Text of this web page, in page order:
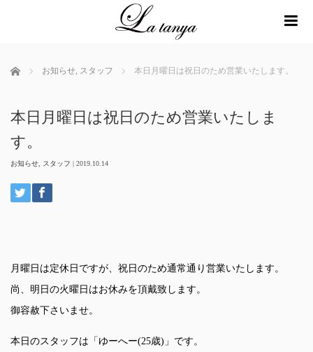
ホーム お知らせ, スタッフ 本日月曜日は祝日のため営業いたします。
本日月曜日は祝日のため営業いたしま
す。
お知らせ スタッフ | 2019.10.14
月曜日は定休日ですが、祝日のため通常通り営業いたします。
尚、明日の火曜日はお休みを頂戴致します。
御容赦下さいませ。
本日のスタッフは「ゆーへー(25歳)」です。